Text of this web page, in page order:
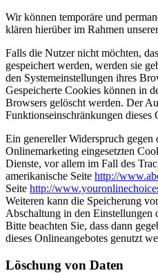
Wir können temporäre und
klären hierüber im Rahmen
Falls die Nutzer nicht möchten,
gespeichert werden, werden sie
den Systemeinstellungen ihres
Gespeicherte Cookies können in
Browsers gelöscht werden. Der
Funktionseinschränkungen dieses
Ein genereller Widerspruch
Onlinemarketing eingesetzten
Dienste, vor allem im Fall des
amerikanische Seite http://
Seite http://
Weiteren kann die Speicherung
Abschaltung in den Einstellungen
Bitte beachten Sie, dass dann
dieses Onlineangebotes genutzt
Löschung von Daten